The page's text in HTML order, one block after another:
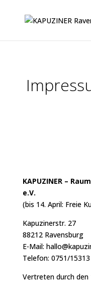
KAPUZINER –
e.V.
(bis 14. April: Freie
Kapuzinerstr. 27
88212 Ravensburg
E-Mail:
Telefon: 0751/15313
Vertreten durch den